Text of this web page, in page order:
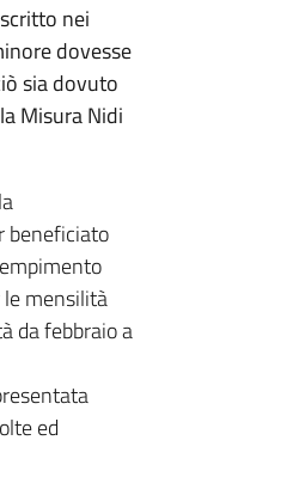
nei
dovesse
sia dovuto
Misura Nidi
beneficiato
mensilità
da febbraio a
ed